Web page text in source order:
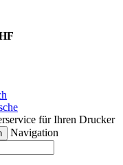
für Ihren Drucker
Navigation